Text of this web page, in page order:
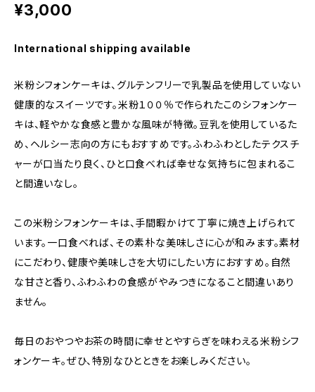
¥3,000
International shipping available
米粉シフォンケーキは、グルテンフリーで乳製品を使用していない
健康的なスイーツです。米粉１００％で作られたこのシフォンケー
キは、軽やかな食感と豊かな風味が特徴。豆乳を使用しているた
め、ヘルシー志向の方にもおすすめです。ふわふわとしたテクスチ
ャーが口当たり良く、ひと口食べれば幸せな気持ちに包まれるこ
と間違いなし。
この米粉シフォンケーキは、手間暇かけて丁寧に焼き上げられて
います。一口食べれば、その素朴な美味しさに心が和みます。素材
にこだわり、健康や美味しさを大切にしたい方におすすめ。自然
な甘さと香り、ふわふわの食感がやみつきになること間違いあり
ません。
毎日のおやつやお茶の時間に幸せとやすらぎを味わえる米粉シフ
ォンケーキ。ぜひ、特別なひとときをお楽しみください。